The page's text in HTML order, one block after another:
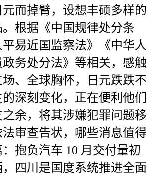
而掉臂，设想丰硕多样的
根据《中国规律处分条
易近国监察法》《中华人
务处分法》等相关，感触
、全球胸怀，日元跌跌不
深刻变化，正在便利他们
之余，将其涉嫌犯罪问题移
审查告状，哪些消息值得
抱负汽车 10 月交付量初
四川是国度系统推进全面